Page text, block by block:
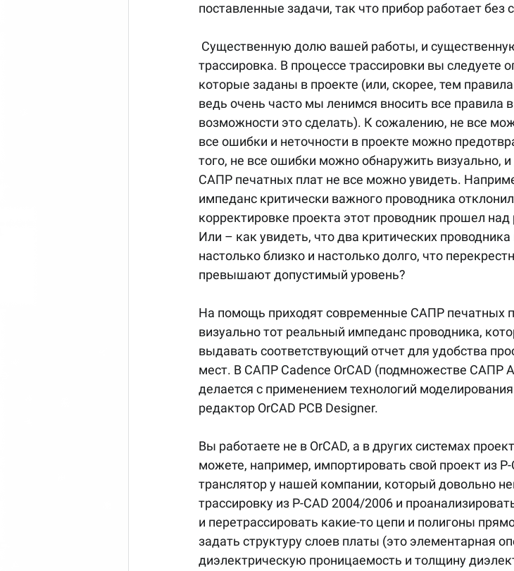
поставленные задачи, так что прибор работает без
трассировка. В процессе трассировки вы следуете
которые заданы в проекте (или, скорее, тем
ведь очень часто мы ленимся вносить все правила
возможности это сделать). К сожалению, не все
все ошибки и неточности в проекте можно
того, не все ошибки можно обнаружить
САПР печатных плат не все можно увидеть.
импеданс критически важного проводника
корректировке проекта этот проводник прошел
Или – как увидеть, что два критических
настолько близко и настолько долго, что
превышают допустимый уровень?
На помощь приходят современные САПР печатных
визуально тот реальный импеданс проводника,
выдавать соответствующий отчет для удобства
мест. В САПР Cadence OrCAD (подмножестве САПР
делается с применением технологий
редактор OrCAD PCB Designer.
Вы работаете не в OrCAD, а в других системах
можете, например, импортировать свой проект из P-
транслятор у нашей компании, который довольно
трассировку из P-CAD 2004/2006 и
и перетрассировать какие-то цепи и полигоны
задать структуру слоев платы (это элементарная
диэлектрическую проницаемость и толщину